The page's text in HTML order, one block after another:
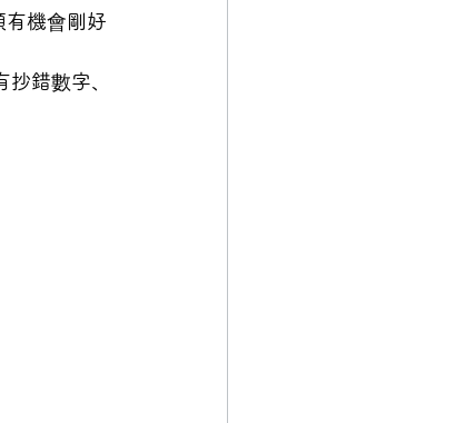
有機會剛好
錯數字、